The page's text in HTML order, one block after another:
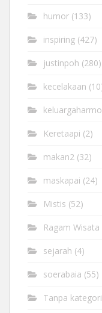
humor (133)
inspiring (427)
justinpoh (280)
kecelakaan
Keretaapi (2)
makan2 (32)
maskapai (24)
Mistis (52)
Ragam Wisata
sejarah (4)
soerabaia (55)
Tanpa kategori